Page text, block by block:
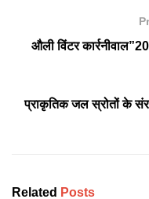
औली विंटर
प्राकृतिक जल स्रोतों के
Related Posts